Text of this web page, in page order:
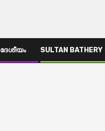
ദേശീയം SULTAN BATHERY